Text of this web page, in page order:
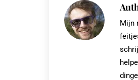
Mijn